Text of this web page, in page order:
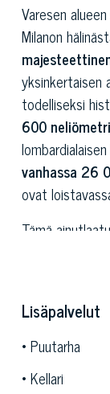
Varesen
Milanon
yksinkertaisen
todelliseksi
600
vanhassa 26
ovat
Tämä
aateliston
mailla on
tästä huvilasta
Kulkiessasi
Lisäpalvelut
Puutarha
Kellari